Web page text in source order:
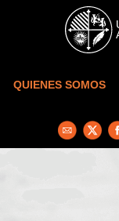
Skip to main content
QUIENES SOMOS